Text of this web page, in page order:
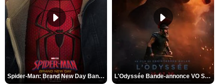
Spider-Man: Brand New Day Bande-annonce VO STFR L'Odyssée Bande-annonce VO STFR